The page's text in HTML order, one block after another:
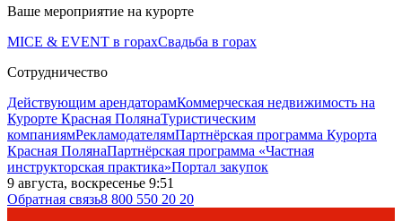
Ваше мероприятие на курорте
MICE & EVENT в горахСвадьба в горах
Сотрудничество
Действующим арендаторамКоммерческая недвижимость на
Курорте Красная ПолянаТуристическим
компаниямРекламодателямПартнёрская программа Курорта
Красная ПолянаПартнёрская программа «Частная
инструкторская практика»Портал закупок
9 августа, воскресенье 9:51
Обратная связь8 800 550 20 20